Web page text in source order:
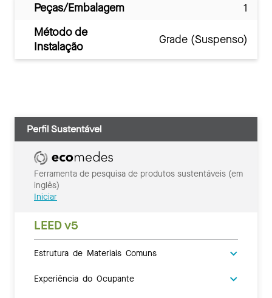
Peças/Embalagem
1
Método de
Instalação
Grade (Suspenso)
Perfil Sustentável
Ferramenta de pesquisa de produtos sustentáveis (em
inglês)
Iniciar
LEED v5
Estrutura de Materiais Comuns
Experiência do Ocupante